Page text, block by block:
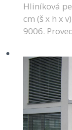
Hliníková
cm (š x h x
9006.